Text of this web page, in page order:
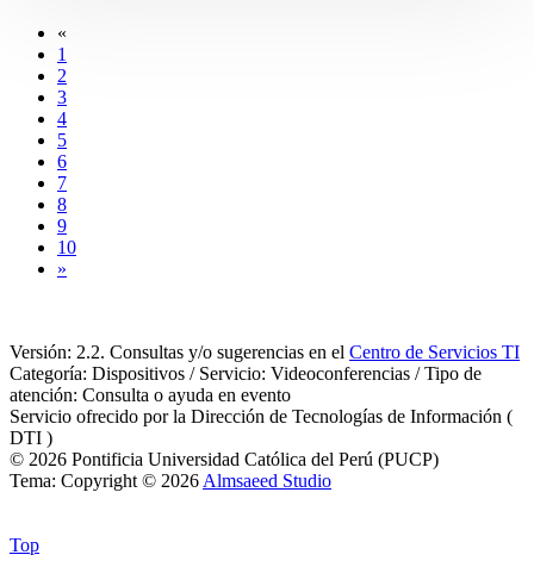
«
1
2
3
4
5
6
7
8
9
10
»
Versión: 2.2. Consultas y/o sugerencias en el Centro de Servicios TI
Categoría: Dispositivos / Servicio: Videoconferencias / Tipo de
atención: Consulta o ayuda en evento
Servicio ofrecido por la Dirección de Tecnologías de Información (
DTI )
© 2026 Pontificia Universidad Católica del Perú (PUCP)
Tema: Copyright © 2026 Almsaeed Studio
Top